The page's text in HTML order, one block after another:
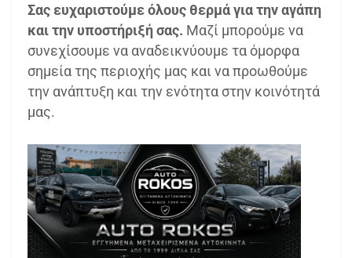
Σας ευχαριστούμε όλους θερμά για την αγάπη
και την υποστήριξή σας. Μαζί μπορούμε να
συνεχίσουμε να αναδεικνύουμε τα όμορφα
σημεία της περιοχής μας και να προωθούμε
την ανάπτυξη και την ενότητα στην κοινότητά
μας.